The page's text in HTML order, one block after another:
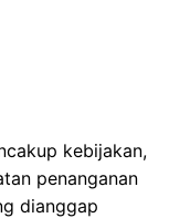
kebijakan,
penanganan
dianggap